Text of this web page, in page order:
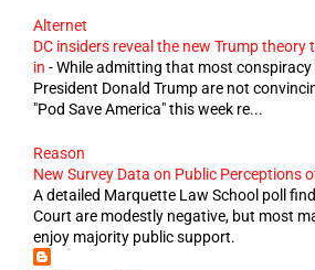
Alternet
DC insiders reveal the new Trump theory
in -While admitting that most
President Donald Trump are not
"Pod Save America" this week re...
Reason
New Survey Data on Public Perceptions
A detailed Marquette Law School poll
Court are modestly negative, but most
enjoy majority public support.